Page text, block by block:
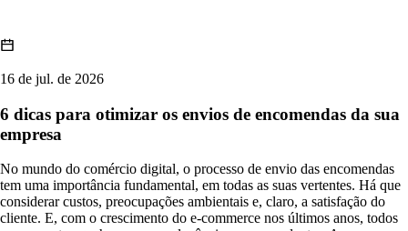
16 de jul. de 2026
6 dicas para otimizar os envios de encomendas da sua
empresa
No mundo do comércio digital, o processo de envio das encomendas
tem uma importância fundamental, em todas as suas vertentes. Há que
considerar custos, preocupações ambientais e, claro, a satisfação do
cliente. E, com o crescimento do e-commerce nos últimos anos, todos